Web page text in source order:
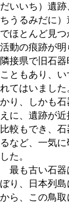
だいいち）遺
ちうるみだに
でほとんど見
活動の痕跡が
隣接県で旧石
こともあり、
れてはいまし
かり、しかも石
えに、遺跡が
比較もでき、
るなど、一気
した。
最も古い石器
ぼり、日本列
から、この鳥取